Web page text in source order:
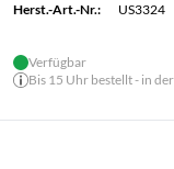
Herst.-Art.-Nr.:
US3324
Verfügbar
Bis 15 Uhr bestellt - in